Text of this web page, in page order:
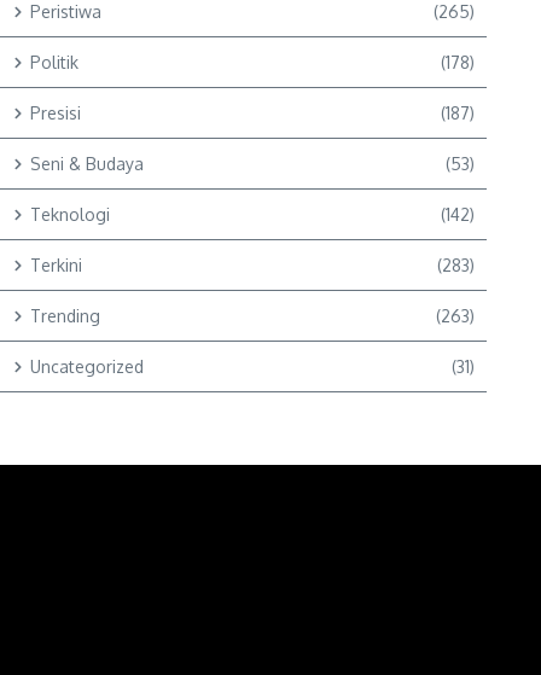
Peristiwa (265)
Politik (178)
Presisi (187)
Seni & Budaya (53)
Teknologi (142)
Terkini (283)
Trending (263)
Uncategorized (31)